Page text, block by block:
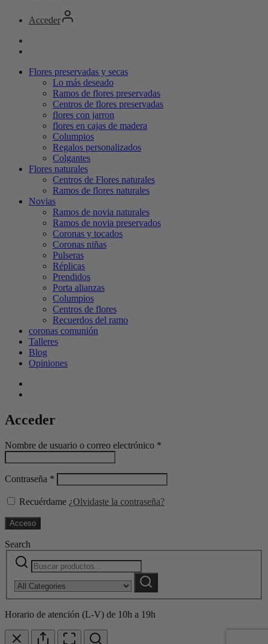
Acceder
Flores preservadas y secas
Lo más deseado
Ramos de flores preservadas
Centros de flores preservadas
flores con jarron
flores en cajas de madera
Columpios
Regalos personalizados
Colgantes
Flores naturales
Centros de Flores naturales
Ramos de flores naturales
Novias
Ramos de novia naturales
Ramos de novia preservados
Coronas y tocados
Coronas niñas
Pulseras
Réplicas
Prendidos
Porta alianzas
Columpios
Centros de flores
Recuerdos del ramo
coronas comunión
Talleres
Blog
Opiniones
Acceder
Nombre de usuario o correo electrónico *
Contraseña *
Recuérdame ¿Olvidaste la contraseña?
Acceso
Search
Buscar
por:
category:
Buscar
Horario de atención (L-V) de 10h a 19h